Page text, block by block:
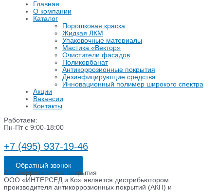
Главная
О компании
Каталог
Порошковая краска
Жидкая ЛКМ
Упаковочные материалы
Мастика «Вектор»
Очистители фасадов
Поликорбанат
Антикоррозионные покрытия
Дезинфицирующие средства
Инновационный полимер широкого спектра
Акции
Вакансии
Контакты
Работаем:
Пн-Пт с 9:00-18:00
+7 (495) 937-19-46
Обратный звонок
Антикоррозионные покрытия
ООО «ИНТЕРСЕД и Ко» является дистрибьютором
производителя антикоррозионных покрытий (АКП) и